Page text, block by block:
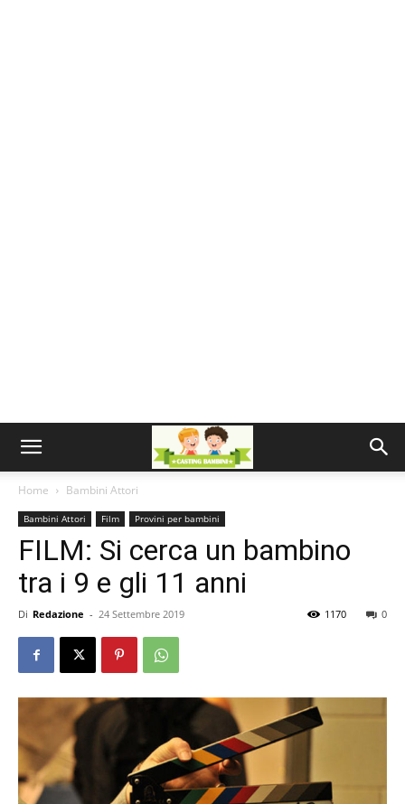
Home Bambini Attori
Bambini Attori Film Provini per bambini
FILM: Si cerca un bambino
tra i 9 e gli 11 anni
Di Redazione - 24 Settembre 2019 0
1170